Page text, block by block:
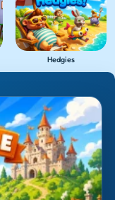
Hedgies